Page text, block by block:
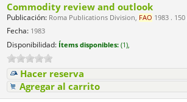
Commodity review and outlook
Publicación: Roma Publications Division, FAO 1983 .
Fecha: 1983
Disponibilidad: Ítems disponibles: (1),
Hacer reserva
Agregar al carrito